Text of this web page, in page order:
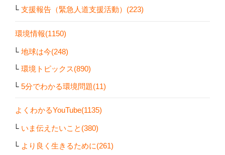
支援報告（緊急人道支援活動）(223)
環境情報(1150)
地球は今(248)
環境トピックス(890)
5分でわかる環境問題(11)
よくわかるYouTube(1135)
いま伝えたいこと(380)
より良く生きるために(261)